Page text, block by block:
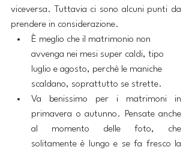
viceversa. Tuttavia ci sono alcuni punti da
prendere in considerazione.
È meglio che il matrimonio non
avvenga nei mesi super caldi, tipo
luglio e agosto, perchè le maniche
scaldano, soprattutto se strette.
Va benissimo per i matrimoni in
primavera o autunno. Pensate anche
al momento delle foto, che
solitamente è lungo e se fa fresco la